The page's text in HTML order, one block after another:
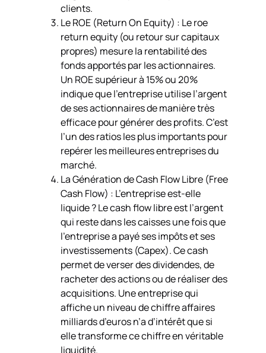
clients.
Le ROE (Return On Equity) : Le roe
return equity (ou retour sur capitaux
propres) mesure la rentabilité des
fonds apportés par les actionnaires.
Un ROE supérieur à 15% ou 20%
indique que l’entreprise utilise l’argent
de ses actionnaires de manière très
efficace pour générer des profits. C’est
l’un des ratios les plus importants pour
repérer les meilleures entreprises du
marché.
La Génération de Cash Flow Libre (Free
Cash Flow) : L’entreprise est-elle
liquide ? Le cash flow libre est l’argent
qui reste dans les caisses une fois que
l’entreprise a payé ses impôts et ses
investissements (Capex). Ce cash
permet de verser des dividendes, de
racheter des actions ou de réaliser des
acquisitions. Une entreprise qui
affiche un niveau de chiffre affaires
milliards d’euros n’a d’intérêt que si
elle transforme ce chiffre en véritable
liquidité.